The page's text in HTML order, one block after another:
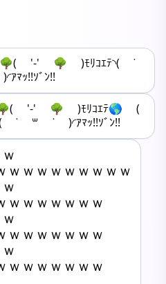
'-' 🌳 )ﾓﾘｺｴﾃ◝( ˙
ﾏｯ!!ｿﾞﾝ!!
'-' 🌳 )ﾓﾘｺｴﾃ🌎 (
˙ ꒳ ˙ )◜ｱﾏｯ!!ｿﾞﾝ!!
ｗｗｗｗｗｗｗｗｗ
ｗｗｗｗｗｗｗ
ｗｗｗｗｗｗｗ
ｗｗｗｗｗｗｗ